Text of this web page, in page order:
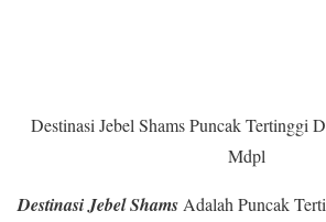
Destinasi Jebel Shams Puncak Tertinggi
Mdpl
Destinasi Jebel Shams Adalah Puncak